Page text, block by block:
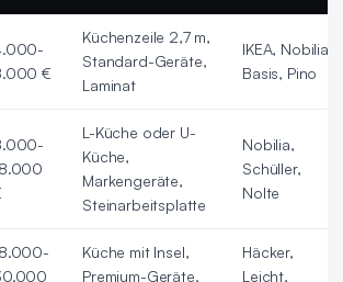
€
Küchenzeile 2,7 m,
Standard-Geräte,
Laminat
IKEA, Nobilia
Basis, Pino
L-Küche oder U-
Küche,
Markengeräte,
Steinarbeitsplatte
Nobilia,
Schüller,
Nolte
Küche mit Insel,
Premium-Geräte,
Häcker,
Leicht,